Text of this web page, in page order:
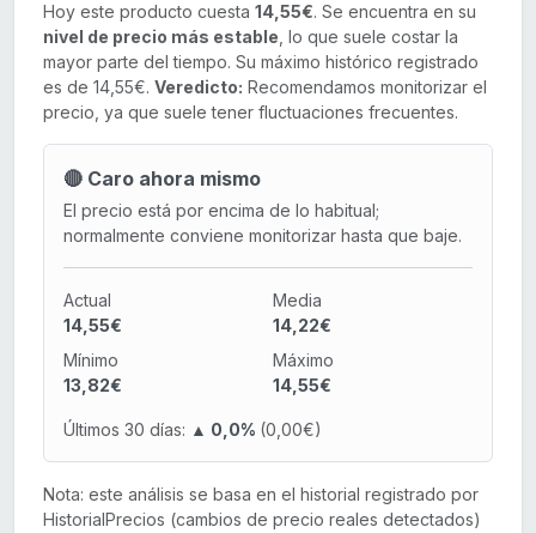
Hoy este producto cuesta 14,55€. Se encuentra en su
nivel de precio más estable , lo que suele costar la
mayor parte del tiempo. Su máximo histórico registrado
es de 14,55€. Veredicto: Recomendamos monitorizar el
precio, ya que suele tener fluctuaciones frecuentes.
🔴 Caro ahora mismo
El precio está por encima de lo habitual;
normalmente conviene monitorizar hasta que baje.
Actual
14,55€
Media
14,22€
Mínimo
13,82€
Máximo
14,55€
Últimos 30 días: ▲ 0,0% (0,00€)
Nota: este análisis se basa en el historial registrado por
HistorialPrecios (cambios de precio reales detectados)